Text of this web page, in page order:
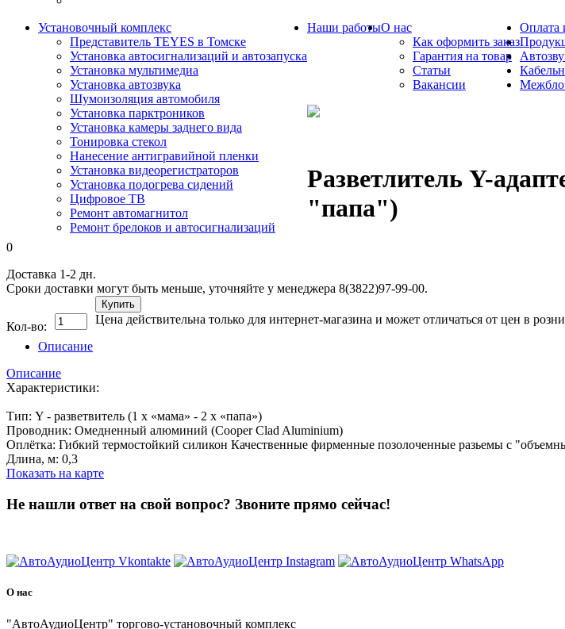
Установочный комплекс
Представитель TEYES в Томске
Установка автосигнализаций и автозапуска
Установка мультимедиа
Установка автозвука
Шумоизоляция автомобиля
Установка парктроников
Установка камеры заднего вида
Тонировка стекол
Нанесение антигравийной пленки
Установка видеорегистраторов
Установка подогрева сидений
Цифровое ТВ
Ремонт автомагнитол
Ремонт брелоков и автосигнализаций
Наши работыО нас
Как оформить заказ
Гарантия на товар
Статьи
Вакансии
Оплата
Разветлитель Y-
"папа")
0
Доставка 1-2 дн.
Сроки доставки могут быть меньше, уточняйте у менеджера 8(3822)97-99-00.
Кол-во:
Купить
Цена действительна только для интернет-магазина и может отличаться от цен в
Описание
Описание
Характеристики:
Тип: Y - разветвитель (1 х «мама» - 2 х «папа»)
Проводник: Омедненный алюминий (Cooper Clad Aluminium)
Оплётка: Гибкий термостойкий силикон Качественные фирменные позолоченные разьемы с
Длина, м: 0,3
Показать на карте
Не нашли ответ на свой вопрос? Звоните прямо сейчас!
О нас
"АвтоАудиоЦентр" торгово-установочный комплекс